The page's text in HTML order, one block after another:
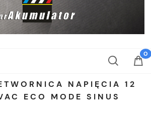
NAPIĘCIA 12
ECO MODE SINUS